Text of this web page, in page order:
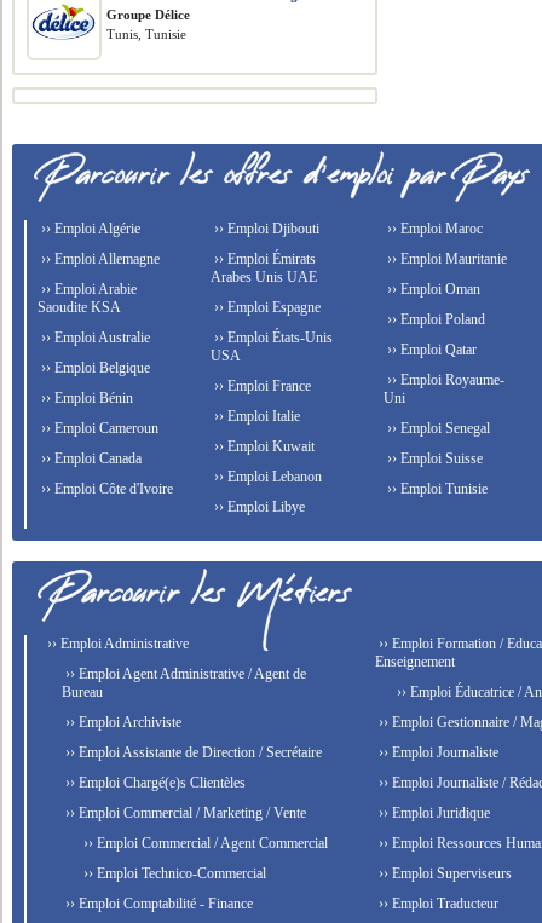
Groupe Délice
Tunis, Tunisie
›› Emploi Algérie
›› Emploi Allemagne
›› Emploi Arabie
Saoudite KSA
›› Emploi Australie
›› Emploi Belgique
›› Emploi Bénin
›› Emploi Cameroun
›› Emploi Canada
›› Emploi Côte d'Ivoire
›› Emploi Djibouti
›› Emploi Émirats
Arabes Unis UAE
›› Emploi Espagne
›› Emploi États-Unis
USA
›› Emploi France
›› Emploi Italie
›› Emploi Kuwait
›› Emploi Lebanon
›› Emploi Libye
›› Emploi Maroc
›› Emploi Mauritanie
›› Emploi Oman
›› Emploi Poland
›› Emploi Qatar
›› Emploi Royaume-
Uni
›› Emploi Senegal
›› Emploi Suisse
›› Emploi Tunisie
›› Emploi Administrative
›› Emploi Agent Administrative / Agent de
Bureau
›› Emploi Archiviste
›› Emploi Assistante de Direction / Secrétaire
›› Emploi Chargé(e)s Clientèles
›› Emploi Commercial / Marketing / Vente
›› Emploi Commercial / Agent Commercial
›› Emploi Technico-Commercial
›› Emploi Comptabilité - Finance
›› Emploi Formation /
Enseignement
›› Emploi Éducatrice /
›› Emploi Gestionnaire /
›› Emploi Journaliste
›› Emploi Journaliste /
›› Emploi Juridique
›› Emploi Ressources
›› Emploi Superviseurs
›› Emploi Traducteur